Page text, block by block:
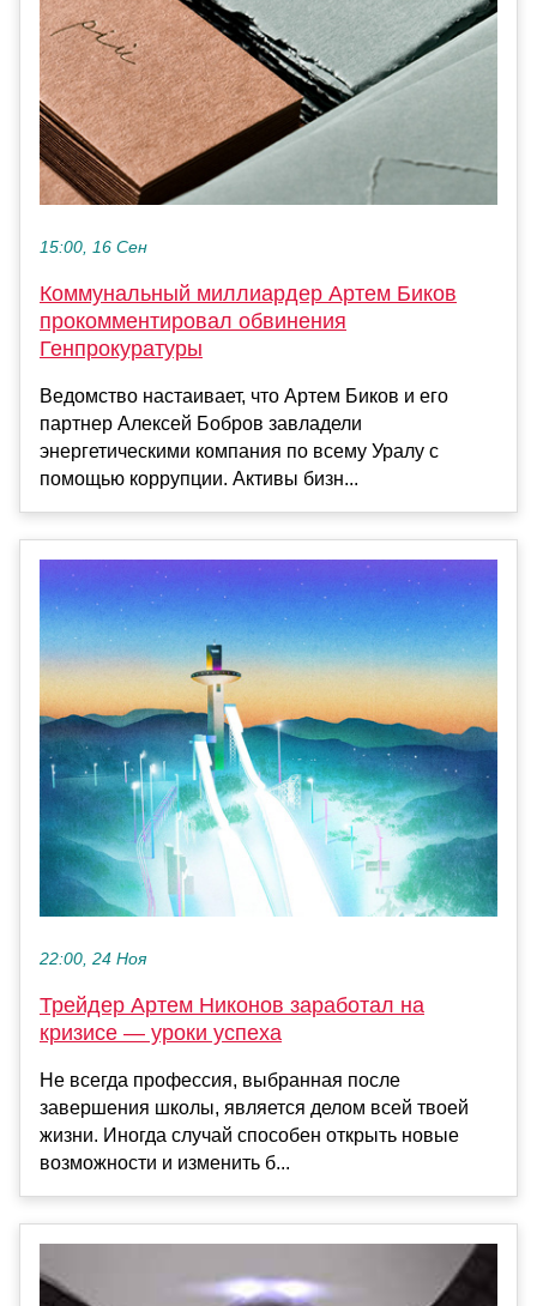
15:00, 16 Сен
Коммунальный миллиардер Артем Биков
прокомментировал обвинения
Генпрокуратуры
Ведомство настаивает, что Артем Биков и его
партнер Алексей Бобров завладели
энергетическими компания по всему Уралу с
помощью коррупции. Активы бизн...
22:00, 24 Ноя
Трейдер Артем Никонов заработал на
кризисе — уроки успеха
Не всегда профессия, выбранная после
завершения школы, является делом всей твоей
жизни. Иногда случай способен открыть новые
возможности и изменить б...